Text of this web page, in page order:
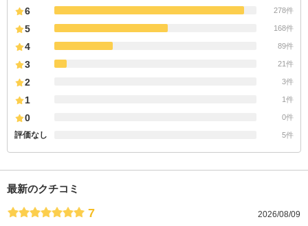
6 278件
5 168件
4 89件
3 21件
2 3件
1 1件
0 0件
評価なし 5件
最新のクチコミ
7 2026/08/09